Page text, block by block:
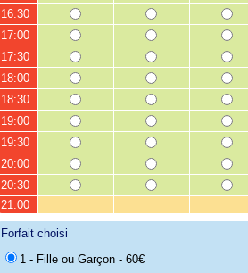
16:30
17:00
17:30
18:00
18:30
19:00
19:30
20:00
20:30
21:00
Forfait choisi
1 - Fille ou Garçon - 60€